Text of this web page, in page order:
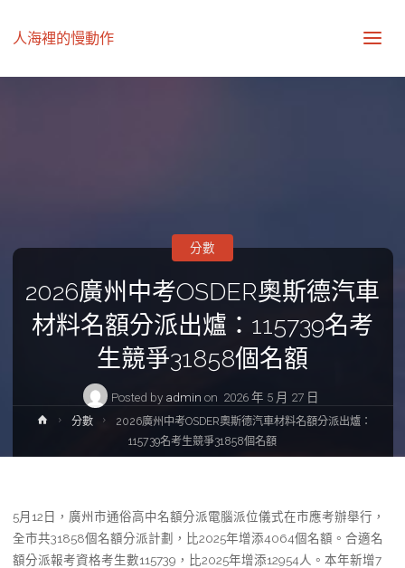
人海裡的慢動作
2026廣州中考OSDER奧斯德汽車
材料名額分派出爐：115739名考
生競爭31858個名額
Posted by admin on 2026 年 5 月 27 日
分數
Home分數
2026廣州中考OSDER奧斯德汽車材料名額分派出爐：
115739名考生競爭31858個名額
5月12日，廣州市通俗高中名額分派電腦派位儀式在市應考辦舉行，
全市共31858個名額分派計劃，比2025年增添4064個名額。合適名
額分派報考資格考生數115739，比2025年增添12954人。本年新增7